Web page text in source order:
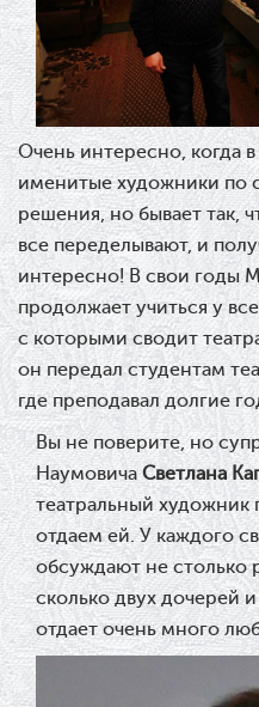
Очень интересно, когда
именитые художники по
решения, но бывает так,
все переделывают, и
интересно! В свои годы
продолжает учиться у
с которыми сводит
он передал студентам
где преподавал долгие
Вы не поверите, но
НаумовичаСветлана
театральный художник
отдаем ей. У каждого
обсуждают не столько
сколько двух дочерей
отдает очень много